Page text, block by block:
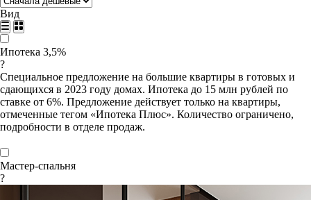
Вид
Ипотека 3,5%
?
Специальное предложение на большие квартиры в готовых и
сдающихся в 2023 году домах. Ипотека до 15 млн рублей по
ставке от 6%. Предложение действует только на квартиры,
отмеченные тегом «Ипотека Плюс». Количество ограничено,
подробности в отделе продаж.
Мастер-спальня
?